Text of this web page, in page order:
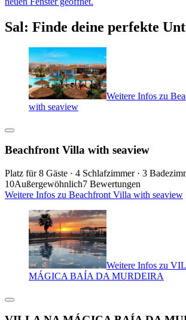
Sal: Finde deine perfekte
Weitere Infos zu
with seaview
Beachfront Villa with seaview
Platz für 8 Gäste · 4 Schlafzimmer · 3
10Außergewöhnlich7 Bewertungen
Weitere Infos zu Beachfront Villa with seaview
Weitere Infos zu
MÁGICA BAÍA DA MURDEIRA